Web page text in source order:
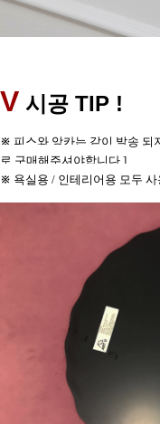
V 시공 TIP !
※ 피스와 앙카는 같이 발송 되
로 구매해주셔야합니다.]
※ 욕실용 / 인테리어용 모두